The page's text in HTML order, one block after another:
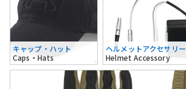
キャップ・ハット
Caps・Hats
ヘルメットアクセサリー
Helmet Accessory